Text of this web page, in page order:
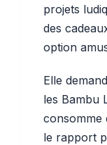
projets
des
option
Elle
les Bambu
consomme
le rapport